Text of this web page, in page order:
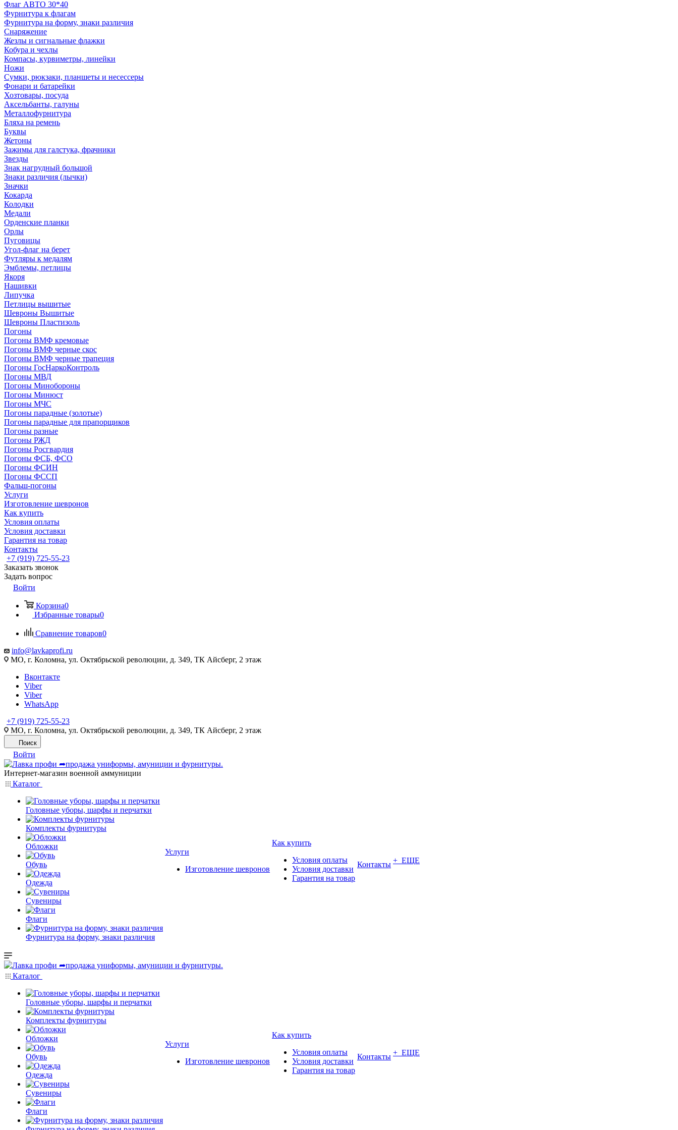
Флаг АВТО 30*40
Фурнитура к флагам
Фурнитура на форму, знаки различия
Снаряжение
Жезлы и сигнальные флажки
Кобура и чехлы
Компасы, курвиметры, линейки
Ножи
Сумки, рюкзаки, планшеты и несессеры
Фонари и батарейки
Хозтовары, посуда
Аксельбанты, галуны
Металлофурнитура
Бляха на ремень
Буквы
Жетоны
Зажимы для галстука, фрачники
Звезды
Знак нагрудный большой
Знаки различия (лычки)
Значки
Кокарда
Колодки
Медали
Орденские планки
Орлы
Пуговицы
Угол-флаг на берет
Футляры к медалям
Эмблемы, петлицы
Якоря
Нашивки
Липучка
Петлицы вышитые
Шевроны Вышитые
Шевроны Пластизоль
Погоны
Погоны ВМФ кремовые
Погоны ВМФ черные скос
Погоны ВМФ черные трапеция
Погоны ГосНаркоКонтроль
Погоны МВД
Погоны Минобороны
Погоны Минюст
Погоны МЧС
Погоны парадные (золотые)
Погоны парадные для прапорщиков
Погоны разные
Погоны РЖД
Погоны Росгвардия
Погоны ФСБ, ФСО
Погоны ФСИН
Погоны ФССП
Фальш-погоны
Услуги
Изготовление шевронов
Как купить
Условия оплаты
Условия доставки
Гарантия на товар
Контакты
+7 (919) 725-55-23
Заказать звонок
Задать вопрос
Войти
Корзина0
Избранные товары0
Сравнение товаров0
info@lavkaprofi.ru
МО, г. Коломна, ул. Октябрьской революции, д. 349, ТК Айсберг, 2 этаж
Вконтакте
Viber
Viber
WhatsApp
+7 (919) 725-55-23
МО, г. Коломна, ул. Октябрьской революции, д. 349, ТК Айсберг, 2 этаж
Поиск
Войти
Интернет-магазин военной аммуниции
Каталог
Головные уборы, шарфы и перчатки
Комплекты фурнитуры
Обложки
Обувь
Одежда
Сувениры
Флаги
Фурнитура на форму, знаки различия
Услуги
Изготовление шевронов
Как купить
Условия оплаты
Условия доставки
Гарантия на товар
Контакты + ЕЩЕ
Каталог
Головные уборы, шарфы и перчатки
Комплекты фурнитуры
Обложки
Обувь
Одежда
Сувениры
Флаги
Услуги
Изготовление шевронов
Как купить
Условия оплаты
Условия доставки
Гарантия на товар
Контакты + ЕЩЕ